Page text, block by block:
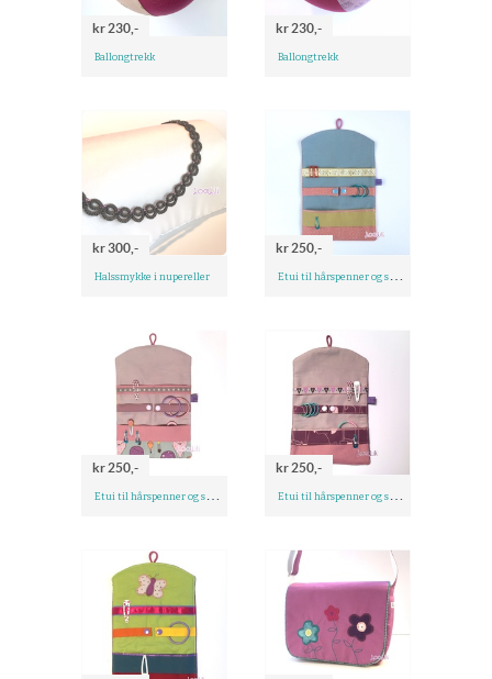
kr 230,-
Ballongtrekk
kr 230,-
Ballongtrekk
kr 300,-
Halssmykke i nupereller
kr 250,-
kr 250,- kr 250,-